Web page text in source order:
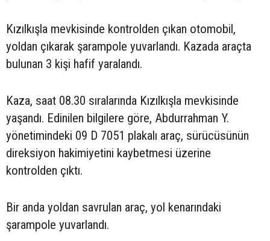
Kızılkışla mevkisinde kontrolden çıkan otomobil,
yoldan çıkarak şarampole yuvarlandı. Kazada araçta
bulunan 3 kişi hafif yaralandı.
Kaza, saat 08.30 sıralarında Kızılkışla mevkisinde
yaşandı. Edinilen bilgilere göre, Abdurrahman Y.
yönetimindeki 09 D 7051 plakalı araç, sürücüsünün
direksiyon hakimiyetini kaybetmesi üzerine
kontrolden çıktı.
Bir anda yoldan savrulan araç, yol kenarındaki
şarampole yuvarlandı.